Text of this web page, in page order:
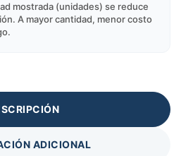
mostrada (unidades) se reduce
A mayor cantidad, menor costo
ADICIONAL